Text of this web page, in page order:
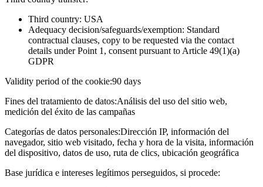
Third country: USA
Adequacy decision/safeguards/exemption: Standard
contractual clauses, copy to be requested via the contact
details under Point 1, consent pursuant to Article 49(1)(a)
GDPR
Validity period of the cookie:90 days
Fines del tratamiento de datos:Análisis del uso del sitio web,
medición del éxito de las campañas
Categorías de datos personales:Dirección IP, información del
navegador, sitio web visitado, fecha y hora de la visita, información
del dispositivo, datos de uso, ruta de clics, ubicación geográfica
Base jurídica e intereses legítimos perseguidos, si procede: